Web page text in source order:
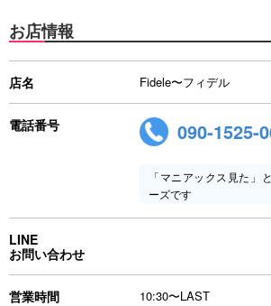
お店情報
店名 Fidele〜フィデル
電話番号 090-1525-
「マニアックス見た」
ーズです
LINE
お問い合わせ
営業時間 10:30〜LAST